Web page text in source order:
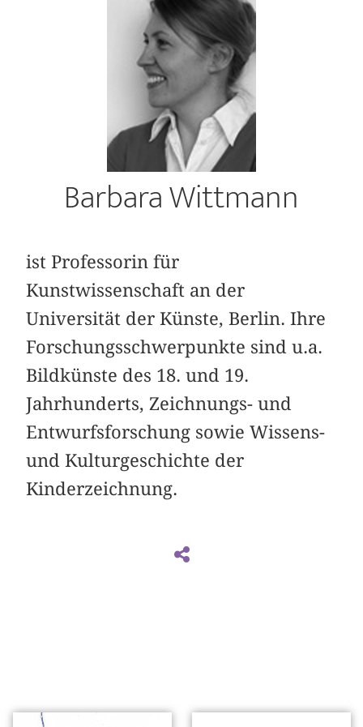
Barbara Wittmann
ist Professorin für
Kunstwissenschaft an der
Universität der Künste, Berlin. Ihre
Forschungsschwerpunkte sind u.a.
Bildkünste des 18. und 19.
Jahrhunderts, Zeichnungs- und
Entwurfsforschung sowie Wissens-
und Kulturgeschichte der
Kinderzeichnung.